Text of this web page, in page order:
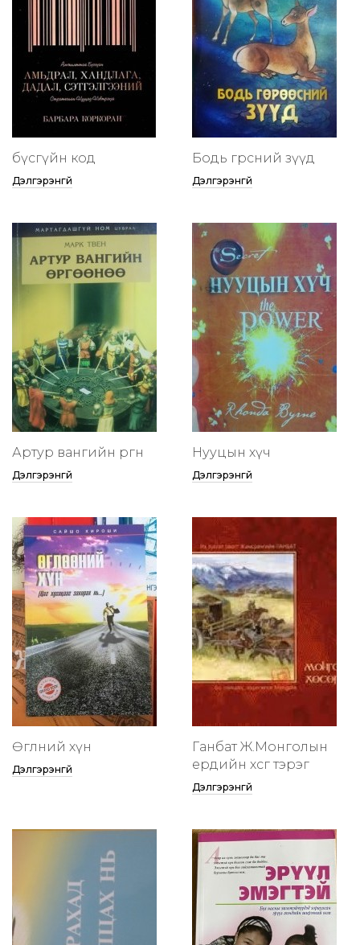
бүсгүйн код
Дэлгэрэнгүй
Бодь гөрөөсний зүүд
Дэлгэрэнгүй
Артур вангийн өргөөнөө
Дэлгэрэнгүй
Нууцын хүч
Дэлгэрэнгүй
Өглөөний хүн
Дэлгэрэнгүй
Ганбат Ж.Монголын
ердийн хөсөг тэрэг
Дэлгэрэнгүй